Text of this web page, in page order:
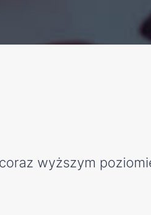
wyższym